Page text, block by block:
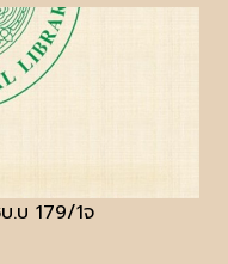
บ 179/1จ